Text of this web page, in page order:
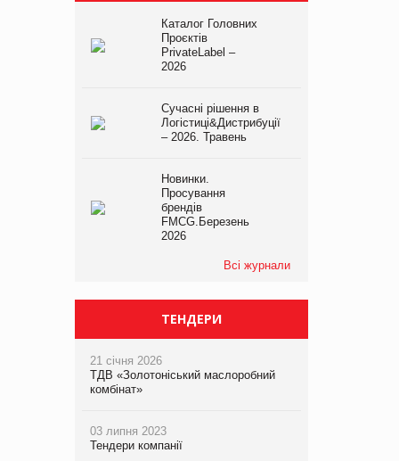
Каталог Головних
Проєктів
PrivateLabel –
2026
Сучасні рішення в
Логістиці&Дистрибуції
– 2026. Травень
Новинки.
Просування
брендів
FMCG.Березень
2026
Всі журнали
ТЕНДЕРИ
21 січня 2026
ТДВ «Золотоніський маслоробний
комбінат»
03 липня 2023
Тендери компанії